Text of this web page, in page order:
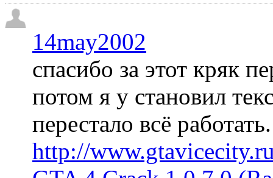
14may2002
спасибо за этот кряк
потом я у становил
перестало всё
http://